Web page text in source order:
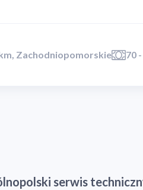
Zachodniopomorskie 70
serwis